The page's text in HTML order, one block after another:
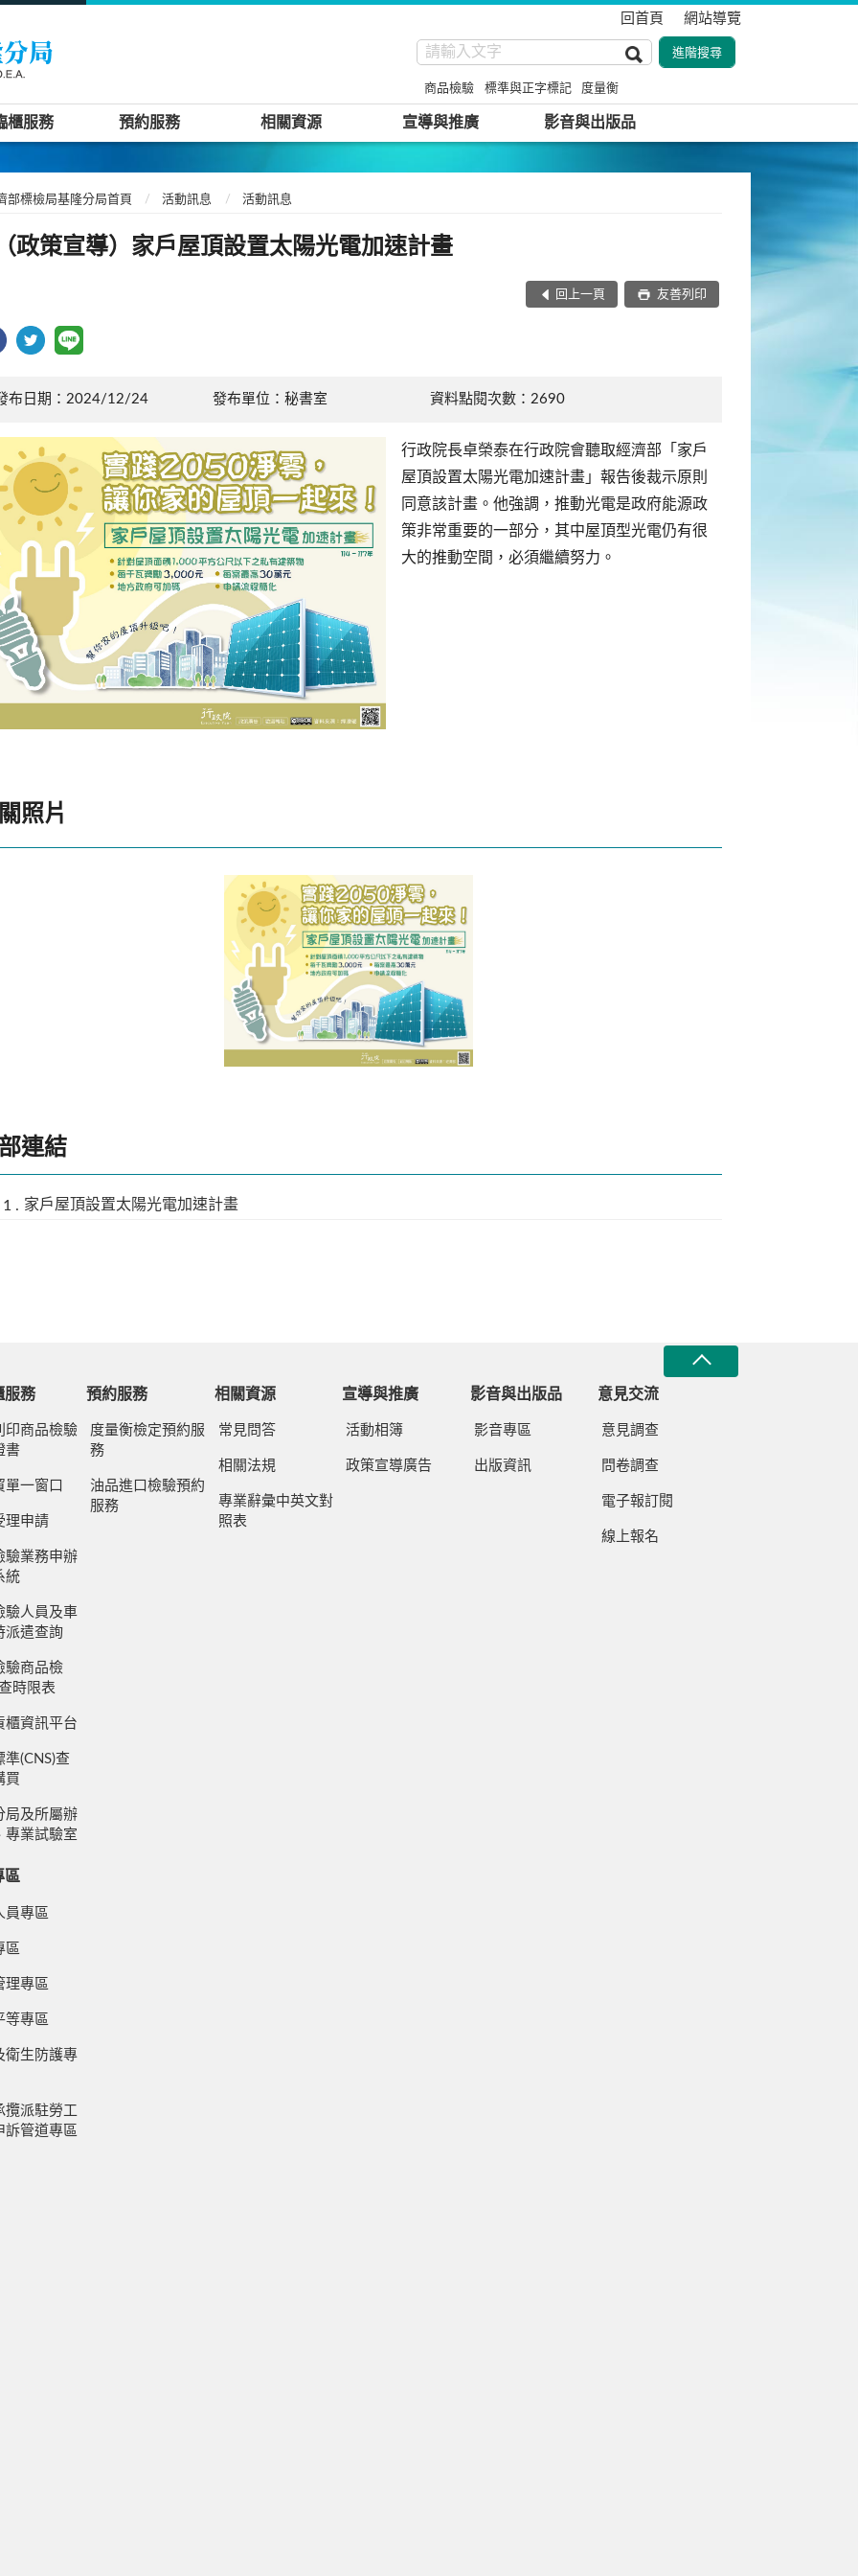
回首頁 網站導覽
商品檢驗 標準與正字標記 度量衡
櫃服務 預約服務 相關資源 宣導與推廣 影音與出版品
部標檢局基隆分局首頁 活動訊息 活動訊息
政策宣導）家戶屋頂設置太陽光電加速計畫
回上一頁 友善列印
布日期：2024/12/24 發布單位：秘書室 資料點閱次數：2690
行政院長卓榮泰在行政院會聽取經濟部「家戶
屋頂設置太陽光電加速計畫」報告後裁示原則
同意該計畫。他強調，推動光電是政府能源政
策非常重要的一部分，其中屋頂型光電仍有很
大的推動空間，必須繼續努力。
照片
連結
家戶屋頂設置太陽光電加速計畫
服務
印商品檢驗
書
單一窗口
理申請
驗業務申辦
統
驗人員及車
派遣查詢
驗商品檢
時限表
櫃資訊平台
準(CNS)查
買
局及所屬辦
專業試驗室
預約服務
度量衡檢定預約服
務
油品進口檢驗預約
服務
相關資源
常見問答
相關法規
專業辭彙中英文對
照表
宣導與推廣
活動相簿
政策宣導廣告
影音與出版品
影音專區
出版資訊
意見交流
意見調查
問卷調查
電子報訂閱
線上報名
區
員專區
區
理專區
等專區
衛生防護專
攬派駐勞工
訴管道專區